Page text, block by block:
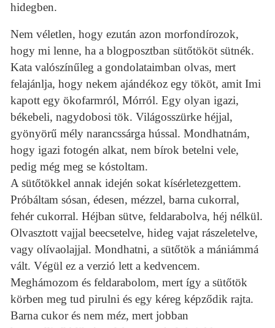
hidegben.
Nem véletlen, hogy ezután azon morfondírozok,
hogy mi lenne, ha a blogposztban sütőtököt sütnék.
Kata valószínűleg a gondolataimban olvas, mert
felajánlja, hogy nekem ajándékoz egy tököt, amit Imi
kapott egy ökofarmról, Mórról. Egy olyan igazi,
békebeli, nagydobosi tök. Világosszürke héjjal,
gyönyörű mély narancssárga hússal. Mondhatnám,
hogy igazi fotogén alkat, nem bírok betelni vele,
pedig még meg se kóstoltam.
A sütőtökkel annak idején sokat kísérletezgettem.
Próbáltam sósan, édesen, mézzel, barna cukorral,
fehér cukorral. Héjban sütve, feldarabolva, héj nélkül.
Olvasztott vajjal beecsetelve, hideg vajat rászeletelve,
vagy olívaolajjal. Mondhatni, a sütőtök a mániámmá
vált. Végül ez a verzió lett a kedvencem.
Meghámozom és feldarabolom, mert így a sütőtök
körben meg tud pirulni és egy kéreg képződik rajta.
Barna cukor és nem méz, mert jobban